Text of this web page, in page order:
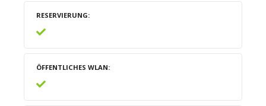
RESERVIERUNG
ÖFFENTLICHES WLAN